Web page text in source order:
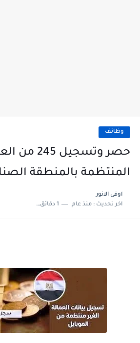
وظائف
حصر وتسجيل
المنتظمة بالمنطقة
اوفى الانور
اخر تحديث :منذ عام 1 دقائق للقراءة